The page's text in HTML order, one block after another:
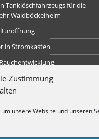
Zustimmung
unsere Website und unseren
Tanklöschfahrzeugs für die
Waldböckelheim
in Stromkasten
Hilfe bei Industriebrand
Dieseltank